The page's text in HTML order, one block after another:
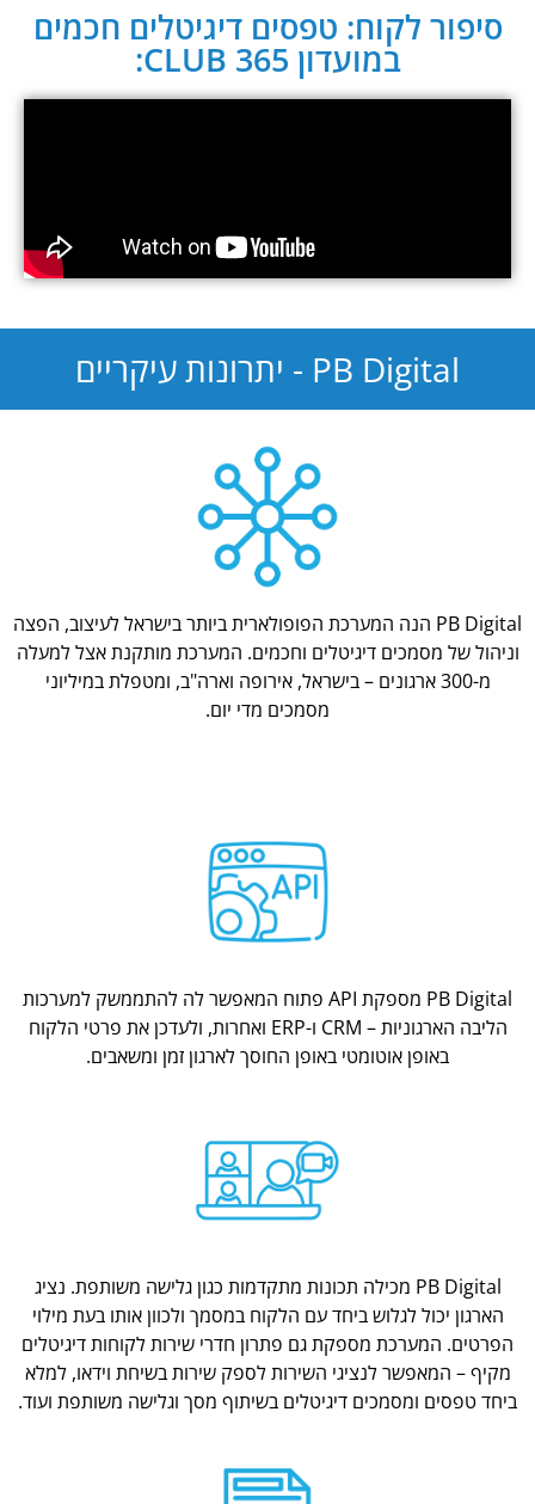
סיפור לקוח: טפסים דיגיטלים חכמים
במועדון CLUB 365:
PB Digital - יתרונות עיקריים
PB Digital הנה המערכת הפופולארית ביותר בישראל לעיצוב, הפצה
וניהול של מסמכים דיגיטלים וחכמים. המערכת מותקנת אצל למעלה
מ-300 ארגונים – בישראל, אירופה וארה"ב, ומטפלת במיליוני
מסמכים מדי יום.
PB Digital מספקת API פתוח המאפשר לה להתממשק למערכות
הליבה הארגוניות – CRM ו-ERP ואחרות, ולעדכן את פרטי הלקוח
באופן אוטומטי באופן החוסך לארגון זמן ומשאבים.
PB Digital מכילה תכונות מתקדמות כגון גלישה משותפת. נציג
הארגון יכול לגלוש ביחד עם הלקוח במסמך ולכוון אותו בעת מילוי
הפרטים. המערכת מספקת גם פתרון חדרי שירות לקוחות דיגיטלים
מקיף – המאפשר לנציגי השירות לספק שירות בשיחת וידאו, למלא
ביחד טפסים ומסמכים דיגיטלים בשיתוף מסך וגלישה משותפת ועוד.